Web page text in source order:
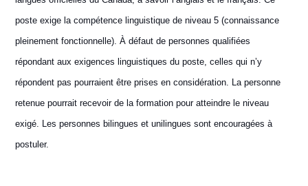
poste exige la compétence linguistique de niveau 5 (connaissance
pleinement fonctionnelle). À défaut de personnes qualifiées
répondant aux exigences linguistiques du poste, celles qui n’y
répondent pas pourraient être prises en considération. La personne
retenue pourrait recevoir de la formation pour atteindre le niveau
exigé. Les personnes bilingues et unilingues sont encouragées à
postuler.